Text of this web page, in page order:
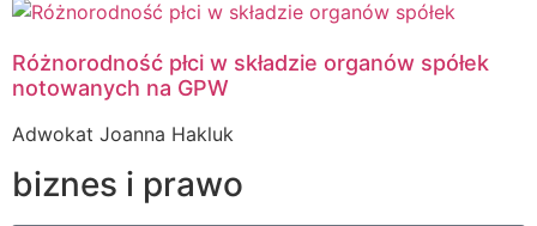
Różnorodność płci w składzie organów spółek
notowanych na GPW
Adwokat Joanna Hakluk
biznes i prawo